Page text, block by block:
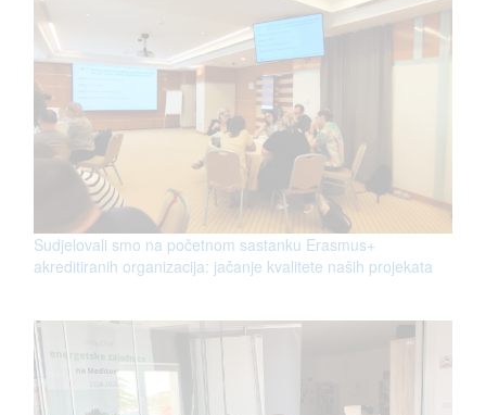
Sudjelovali smo na početnom sastanku Erasmus+
akreditiranih organizacija: jačanje kvalitete naših projekata